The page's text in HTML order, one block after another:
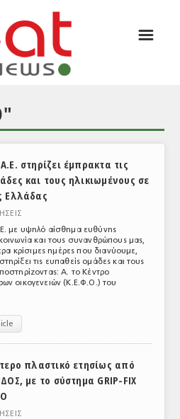
☰
στηρίζει έμπρακτα τις
και τους ηλικιωμένους σε
Ελλάδας
με υψηλό αίσθημα ευθύνης
και τους συνανθρώπους μας,
κρίσιμες ημέρες που διανύουμε,
τις ευπαθείς ομάδες και τους
Α. το Κέντρο
οικογενειών (Κ.Ε.Φ.Ο.) του
πλαστικό ετησίως από
με το σύστημα GRIP-FIX